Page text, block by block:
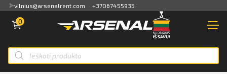
vilnius@arsenalrent.com +37067455935
0
PARDUOTUVĖ NUOMA
PARDAVIMAS